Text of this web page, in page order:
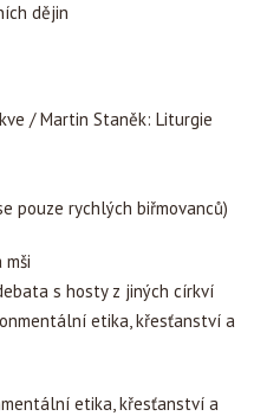
dějin
/ Martin Staněk: Liturgie
pouze rychlých biřmovanců)
s hosty z jiných církví
etika, křesťanství a
etika, křesťanství a